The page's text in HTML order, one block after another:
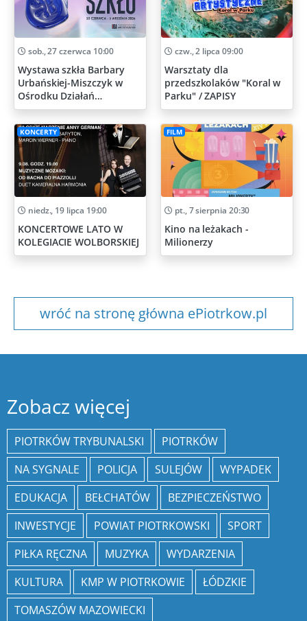
sob., 27 czerwca 10:00
Wystawa szkła Barbary
Urbańskiej-Miszczyk w
Ośrodku Działań
Artystycznych
czw., 2 lipca 09:00
Warsztaty dla
przedszkolaków "Koral w
Parku" / ZAPISY
KONCERTY
niedz., 19 lipca 19:00
KONCERTOWE LATO W
KOLEGIACIE WOLBORSKIEJ
FILM
pt., 7 sierpnia 20:30
Kino na leżakach -
Milionerzy
wróć na stronę główna ePiotrkow.pl
Zobacz więcej
PIOTRKÓW TRYBUNALSKI
PIOTRKÓW
NA SYGNALE
POLICJA SULEJÓW
WYPADEK
EDUKACJA
BEŁCHATÓW
BEZPIECZEŃSTWO
INWESTYCJE
POWIAT PIOTRKOWSKI
SPORT
PIŁKA RĘCZNA
MUZYKA
WYDARZENIA
KULTURA
KMP W PIOTRKOWIE
ŁÓDZKIE
TOMASZÓW MAZOWIECKI